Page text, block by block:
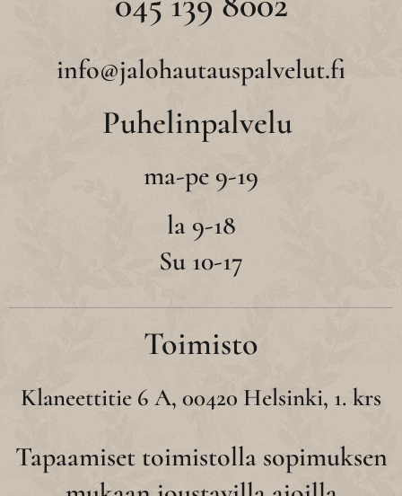
info@jalohautauspalvelut.fi
Puhelinpalvelu
ma-pe 9-19
la 9-18
Su 10-17
Toimisto
Klaneettitie 6 A, 00420 Helsinki, 1. krs
Tapaamiset toimistolla sopimuksen